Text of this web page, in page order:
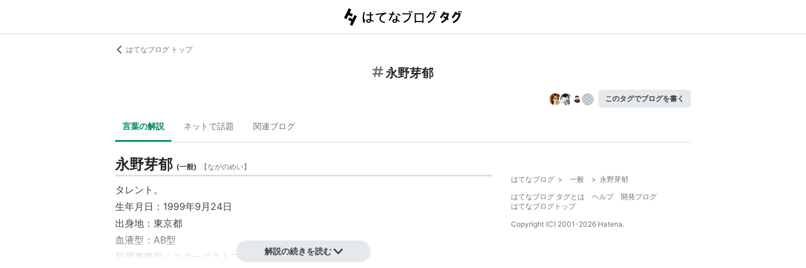
はてなブログ トップ
永野芽郁
このタグでブログを書く
言葉の解説 ネットで話題 関連ブログ
永野芽郁 (一般) 【ながのめい】
タレント。
生年月日：1999年9月24日
出身地：東京都
血液型：AB型
所属事務所： スターダストプロモーション解説の続きを読む
はてなブログ > 一般 > 永野芽郁
はてなブログ タグとは
ヘルプ
開発ブログ
はてなブログトップ
Copyright (C) 2001-2026 Hatena.